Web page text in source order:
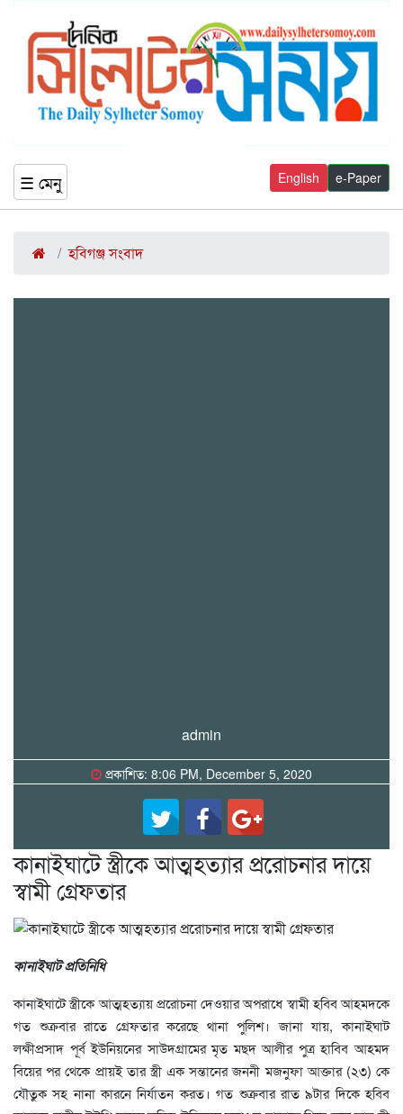
☰ মেনু e-Paper
English
হবিগঞ্জ সংবাদ
admin
প্রকাশিত: 8:06 PM, December 5, 2020
কানাইঘাটে স্ত্রীকে আত্মহত্যার প্ররোচনার দায়ে
স্বামী গ্রেফতার
কানাইঘাট প্রতিনিধি
কানাইঘাটে স্ত্রীকে আত্মহত্যায় প্ররোচনা দেওয়ার অপরাধে স্বামী হবিব আহমদকে
গত শুক্রবার রাতে গ্রেফতার করেছে থানা পুলিশ। জানা যায়, কানাইঘাট
লক্ষীপ্রসাদ পূর্ব ইউনিয়নের সাউদগ্রামের মৃত মছদ আলীর পুত্র হাবিব আহমদ
বিয়ের পর থেকে প্রায়ই তার স্ত্রী এক সন্তানের জননী মজনুফা আক্তার (২৩) কে
যৌতুক সহ নানা কারনে নির্যাতন করত। গত শুক্রবার রাত ৯টার দিকে হবিব